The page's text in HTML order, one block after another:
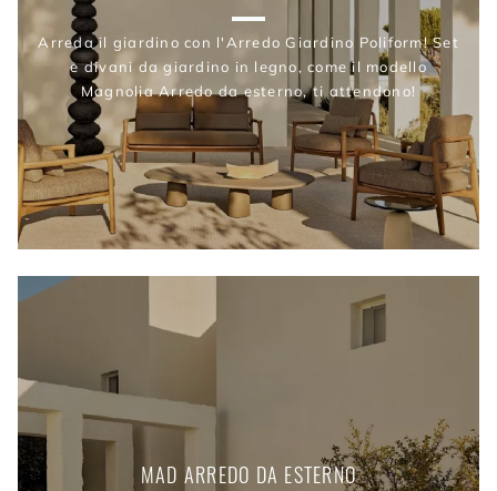
Arreda il giardino con l'Arredo Giardino Poliform! Set
e divani da giardino in legno, come il modello
Magnolia Arredo da esterno, ti attendono!
MAD ARREDO DA ESTERNO